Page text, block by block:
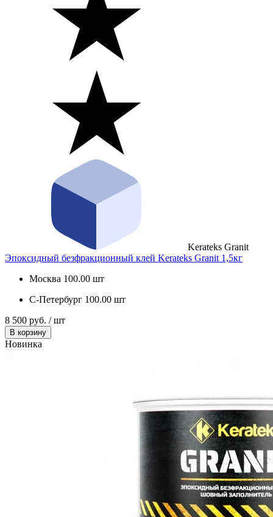
Kerateks Granit
Эпоксидный безфракционный клей Kerateks Granit 1,5кг
Москва 100.00 шт
С-Петербург 100.00 шт
8 500 руб. / шт
В корзину
Новинка